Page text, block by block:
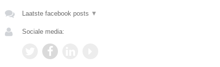
Laatste facebook posts ▼
Sociale media: